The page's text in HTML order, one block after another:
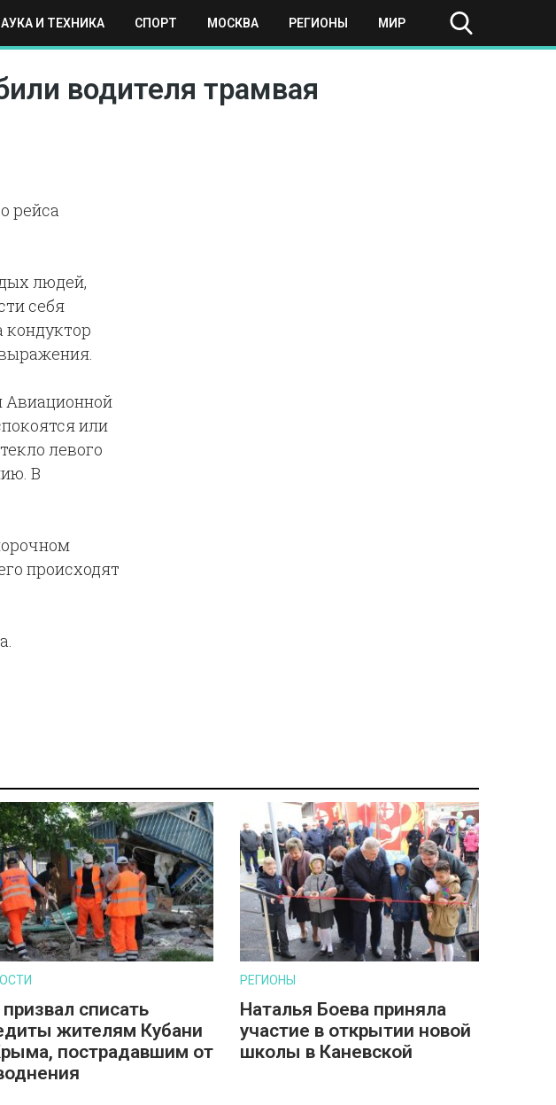
И ТЕХНИКА СПОРТ МОСКВА РЕГИОНЫ МИР
МИР
водителя трамвая
рейса
людей,
себя
кондуктор
Авиационной
или
левого
В
происходят
списать
жителям Кубани
пострадавшим от
РЕГИОНЫ
Наталья Боева приняла
участие в открытии новой
школы в Каневской